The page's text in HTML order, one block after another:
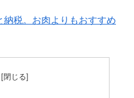
納税。お肉よりもおすすめ